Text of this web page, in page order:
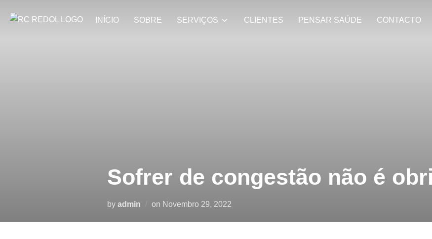
INÍCIO SOBRE SERVIÇOS CLIENTES PENSAR SAÚDE CONTACTO
Sofrer de congestão não é
by admin on Novembro 29, 2022